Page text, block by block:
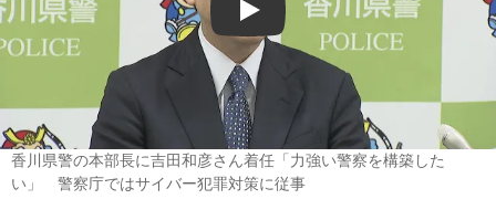
Play
香川県警の本部長に吉田和彦さん着任「力強い警察を構築した
い」 警察庁ではサイバー犯罪対策に従事